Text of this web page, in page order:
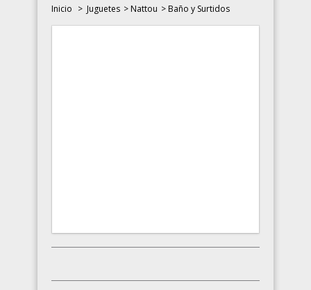
Inicio > Juguetes > Nattou > Baño y Surtidos